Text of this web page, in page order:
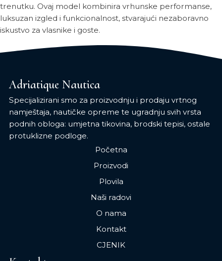
trenutku. Ovaj model kombinira vrhunske performanse,
luksuzan izgled i funkcionalnost, stvarajući nezaboravno
iskustvo za vlasnike i goste.
Adriatique Nautica
Specijalizirani smo za proizvodnju i prodaju vrtnog
namještaja, nautičke opreme te ugradnju svih vrsta
podnih obloga: umjetna tikovina, brodski tepisi, ostale
protuklizne podloge.
Početna
Proizvodi
Plovila
Naši radovi
O nama
Kontakt
CJENIK